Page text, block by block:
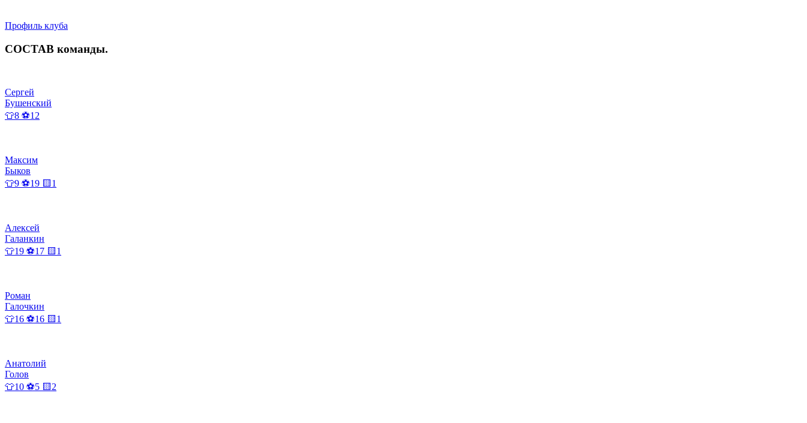
Профиль клуба
СОСТАВ команды.
Сергей
Бушенский
👕8 ⚽12
Максим
Быков
👕9 ⚽19 🟨1
Алексей
Галанкин
👕19 ⚽17 🟨1
Роман
Галочкин
👕16 ⚽16 🟨1
Анатолий
Голов
👕10 ⚽5 🟨2